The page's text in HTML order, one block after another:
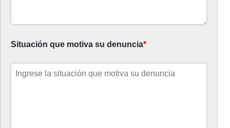
Situación que motiva su denuncia*